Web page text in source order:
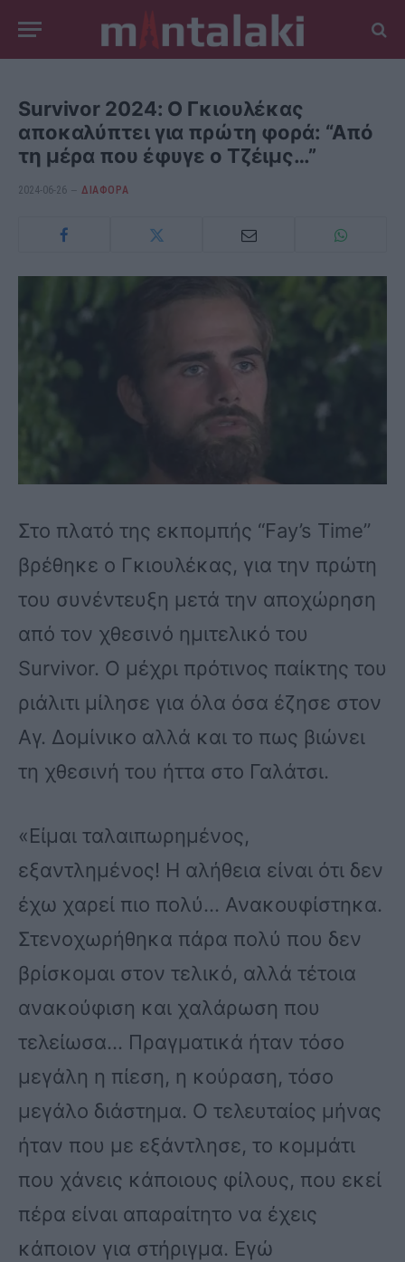
Survivor 2024: Ο Γκιουλέκας
αποκαλύπτει για πρώτη φορά: “Από
τη μέρα που έφυγε ο Τζέιμς…”
2024-06-26 ΔΙΆΦΟΡΑ
Στο πλατό της εκπομπής “Fay’s Time”
βρέθηκε ο Γκιουλέκας, για την πρώτη
του συνέντευξη μετά την αποχώρηση
από τον χθεσινό ημιτελικό του
Survivor. Ο μέχρι πρότινος παίκτης του
ριάλιτι μίλησε για όλα όσα έζησε στον
Αγ. Δομίνικο αλλά και το πως βιώνει
τη χθεσινή του ήττα στο Γαλάτσι.
«Είμαι ταλαιπωρημένος,
εξαντλημένος! Η αλήθεια είναι ότι δεν
έχω χαρεί πιο πολύ… Ανακουφίστηκα.
Στενοχωρήθηκα πάρα πολύ που δεν
βρίσκομαι στον τελικό, αλλά τέτοια
ανακούφιση και χαλάρωση που
τελείωσα… Πραγματικά ήταν τόσο
μεγάλη η πίεση, η κούραση, τόσο
μεγάλο διάστημα. Ο τελευταίος μήνας
ήταν που με εξάντλησε, το κομμάτι
που χάνεις κάποιους φίλους, που εκεί
πέρα είναι απαραίτητο να έχεις
κάποιον για στήριγμα. Εγώ